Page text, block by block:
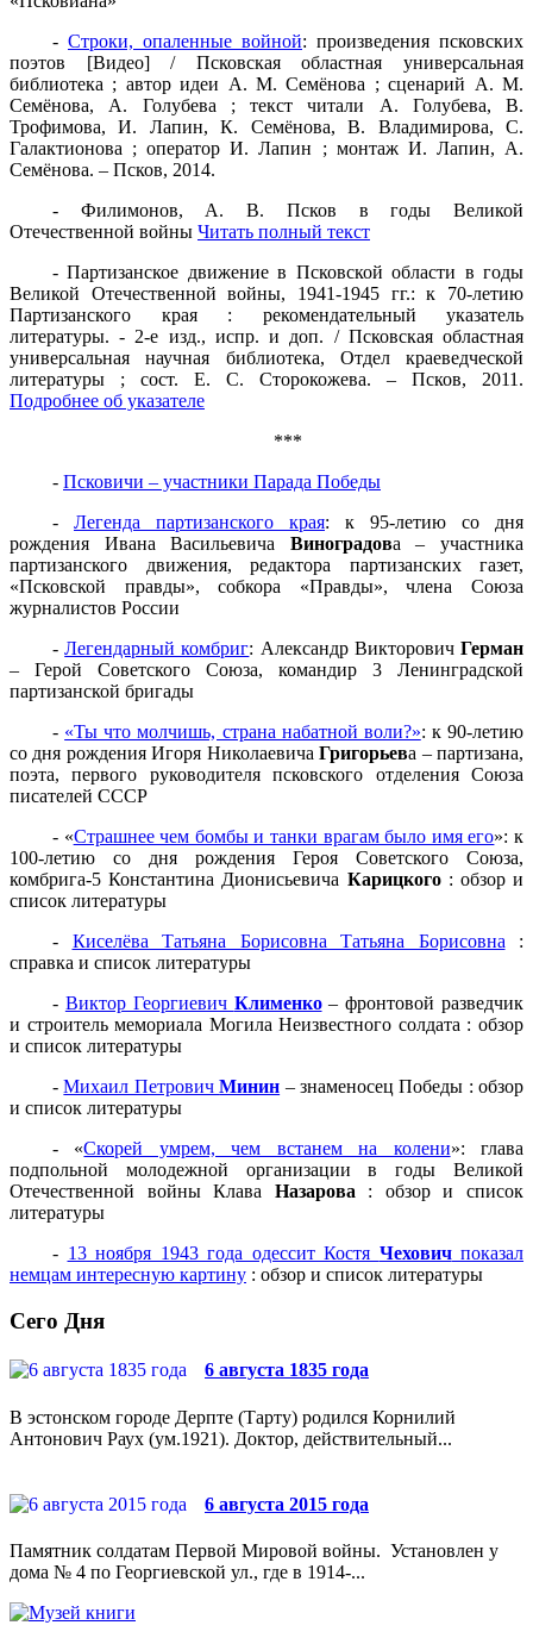
- Строки, опаленные войной: произведения псковских
поэтов [Видео] / Псковская областная универсальная
библиотека ; автор идеи А. М. Семёнова ; сценарий А. М.
Семёнова, А. Голубева ; текст читали А. Голубева, В.
Трофимова, И. Лапин, К. Семёнова, В. Владимирова, С.
Галактионова ; оператор И. Лапин ; монтаж И. Лапин, А.
Семёнова. – Псков, 2014.
- Филимонов, А. В. Псков в годы Великой
Отечественной войны Читать полный текст
- Партизанское движение в Псковской области в годы
Великой Отечественной войны, 1941-1945 гг.: к 70-летию
Партизанского края : рекомендательный указатель
литературы. - 2-е изд., испр. и доп. / Псковская областная
универсальная научная библиотека, Отдел краеведческой
литературы ; сост. Е. С. Сторокожева. – Псков, 2011.
Подробнее об указателе
***
- Псковичи – участники Парада Победы
- Легенда партизанского края: к 95-летию со дня
рождения Ивана Васильевича Виноградова – участника
партизанского движения, редактора партизанских газет,
«Псковской правды», собкора «Правды», члена Союза
журналистов России
-Легендарный комбриг: Александр ВикторовичГерман
– Герой Советского Союза, командир 3 Ленинградской
партизанской бригады
- «Ты что молчишь, страна набатной воли?»: к 90-летию
со дня рождения Игоря НиколаевичаГригорьева – партизана,
поэта, первого руководителя псковского отделения Союза
писателей СССР
- «Страшнее чем бомбы и танки врагам было имя его»: к
100-летию со дня рождения Героя Советского Союза,
комбрига-5 Константина Дионисьевича Карицкого: обзор и
список литературы
- Киселёва Татьяна Борисовна Татьяна Борисовна :
справка и список литературы
- Виктор Георгиевич Клименко– фронтовой разведчик
и строитель мемориала Могила Неизвестного солдата : обзор
и список литературы
-Михаил ПетровичМинин – знаменосец Победы : обзор
и список литературы
- «Скорей умрем, чем встанем на колени»: глава
подпольной молодежной организации в годы Великой
Отечественной войны Клава Назарова : обзор и список
литературы
- 13 ноября 1943 года одессит Костя Чеховичпоказал
немцам интересную картину : обзор и список литературы
Сего Дня
6 августа 1835 года
В эстонском городе Дерпте (Тарту) родился Корнилий
Антонович Раух (ум.1921). Доктор, действительный...
6 августа 2015 года
Памятник солдатам Первой Мировой войны. Установлен у
дома № 4 по Георгиевской ул., где в 1914-...